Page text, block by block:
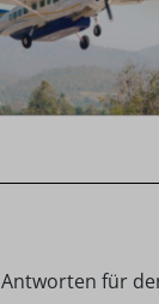
Antworten für